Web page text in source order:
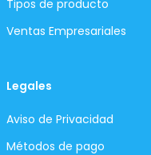
Tipos de producto
Ventas Empresariales
Legales
Aviso de Privacidad
Métodos de pago